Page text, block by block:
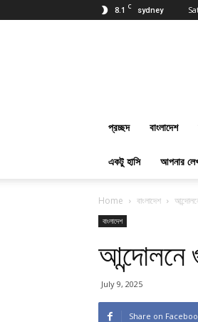
8.1 C sydney
Bangla
প্রচ্ছদ বাংলাদেশ
একটু হাসি আপনার
Home বাংলাদেশ
বাংলাদেশ
আন্দোলনে
July 9, 2025
Share on